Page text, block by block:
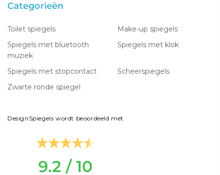
Categorieën
Toilet spiegels
Make-up spiegels
Spiegels met bluetooth
muziek
Spiegels met klok
Spiegels met stopcontact
Scheerspiegels
Zwarte ronde spiegel
DesignSpiegels wordt beoordeeld met
9.2 / 10